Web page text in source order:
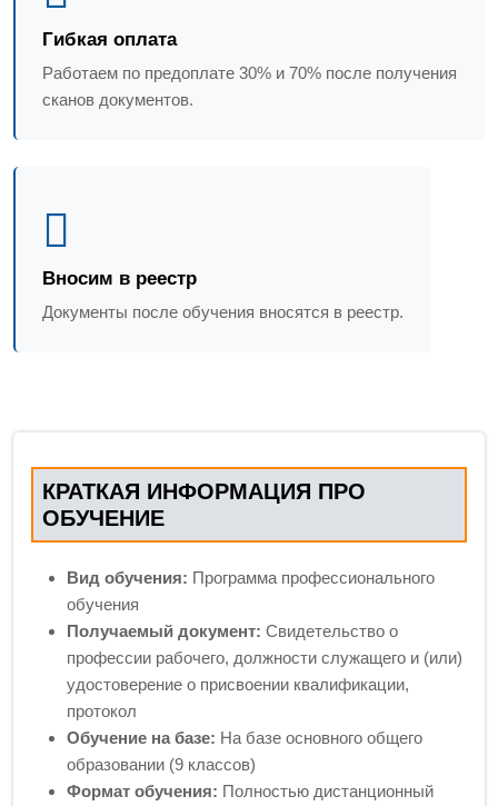
Гибкая оплата
Работаем по предоплате 30% и 70% после получения
сканов документов.
Вносим в реестр
Документы после обучения вносятся в реестр.
КРАТКАЯ ИНФОРМАЦИЯ ПРО
ОБУЧЕНИЕ
Вид обучения: Программа профессионального
обучения
Получаемый документ: Свидетельство о
профессии рабочего, должности служащего и (или)
удостоверение о присвоении квалификации,
протокол
Обучение на базе: На базе основного общего
образовании (9 классов)
Формат обучения: Полностью дистанционный